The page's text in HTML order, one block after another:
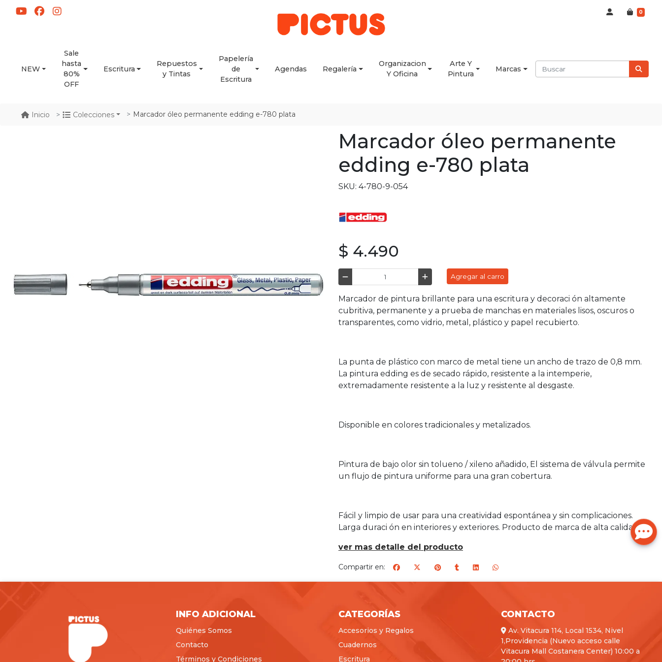
0
NEW
Sale
hasta
80%
OFF
Escritura
Repuestos
y Tintas
Papelería
de
Escritura
Agendas Regalería
Organizacion
Y Oficina
Arte Y
Pintura
Marcas
Inicio Colecciones Marcador óleo permanente edding e-780 plata
Marcador óleo permanente
edding e-780 plata
SKU: 4-780-9-054
$ 4.490
Agregar al carro
Marcador de pintura brillante para una escritura y decoraci ón altamente
cubritiva, permanente y a prueba de manchas en materiales lisos, oscuros o
transparentes, como vidrio, metal, plástico y papel recubierto.
La punta de plástico con marco de metal tiene un ancho de trazo de 0,8 mm.
La pintura edding es de secado rápido, resistente a la intemperie,
extremadamente resistente a la luz y resistente al desgaste.
Disponible en colores tradicionales y metalizados.
Pintura de bajo olor sin tolueno / xileno añadido, El sistema de válvula permite
un flujo de pintura uniforme para una gran cobertura.
Fácil y limpio de usar para una creatividad espontánea y sin complicaciones.
Larga duraci ón en interiores y exteriores. Producto de marca de alta calidad.
ver mas detalle del producto
Compartir en:
INFO ADICIONAL
Quiénes Somos
Contacto
Términos y Condiciones
CATEGORÍAS
Accesorios y Regalos
Cuadernos
Escritura
CONTACTO
Av. Vitacura 114, Local 1534, Nivel
1,Providencia (Nuevo acceso calle
Vitacura Mall Costanera Center) 10:00 a